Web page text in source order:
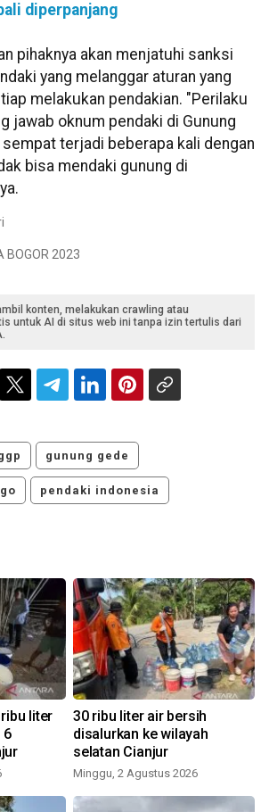
diperpanjang
pihaknya akan menjatuhi sanksi
yang melanggar aturan yang
melakukan pendakian. "Perilaku
jawab oknum pendaki di Gunung
sempat terjadi beberapa kali dengan
bisa mendaki gunung di
2023
konten, melakukan crawling atau
untuk AI di situs web ini tanpa izin tertulis dari
gunung gede
pendaki indonesia
liter
6
30 ribu liter air bersih
disalurkan ke wilayah
selatan Cianjur
Minggu, 2 Agustus 2026